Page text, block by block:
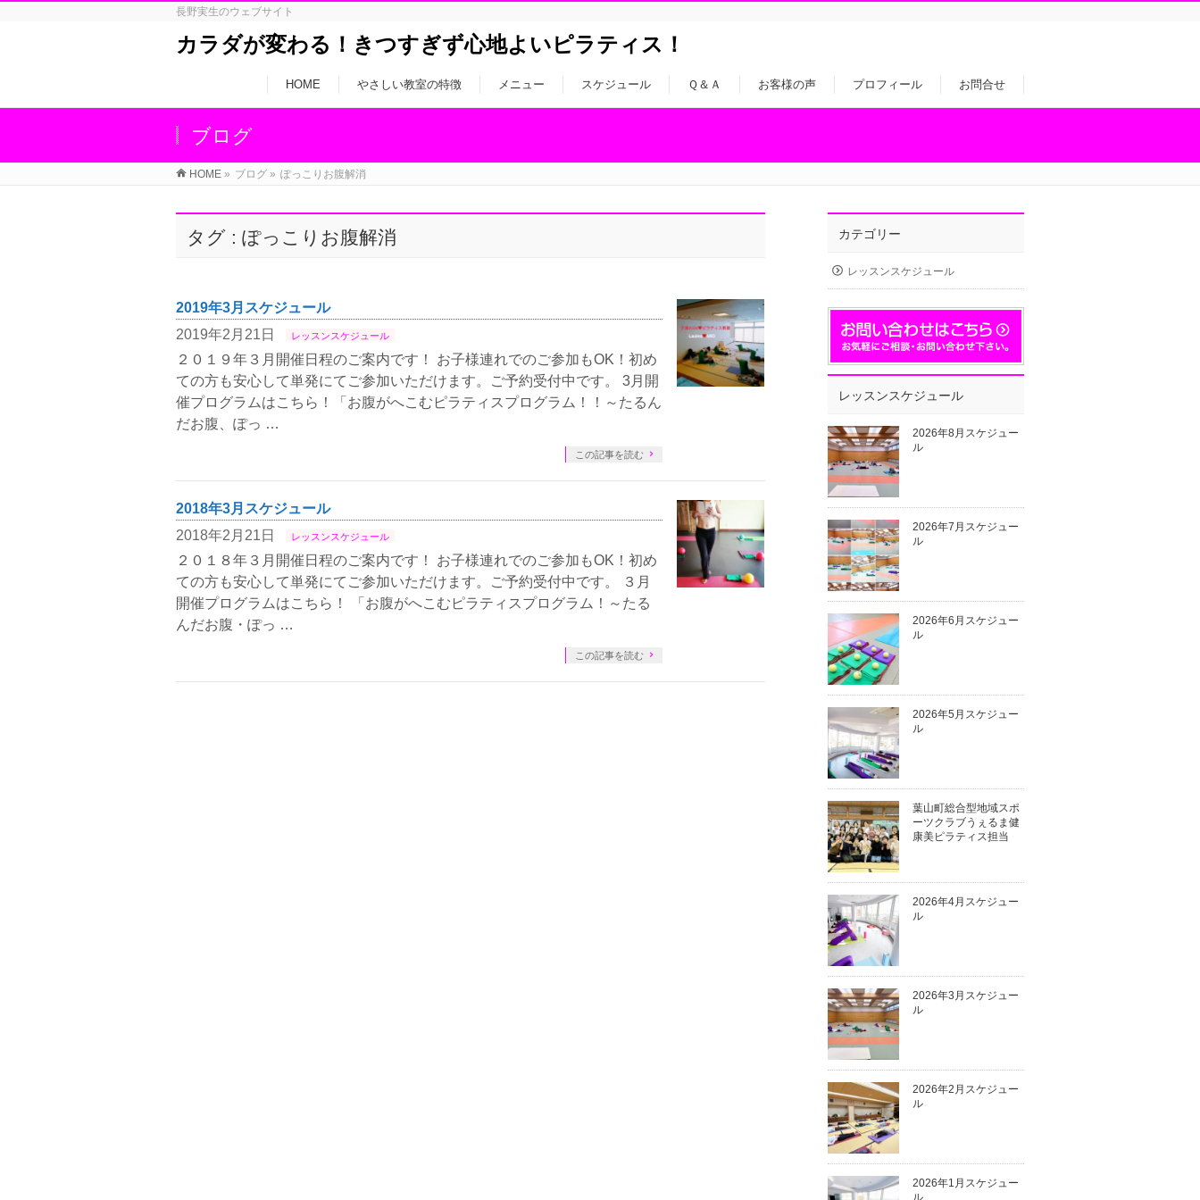
長野実生のウェブサイト
カラダが変わる！きつすぎず心地よいピラティス！
HOME やさしい教室の特徴 メニュー スケジュール Ｑ＆Ａ お客様の声 プロフィール お問合せ
ブログ
HOME » ブログ » ぽっこりお腹解消
タグ : ぽっこりお腹解消
2019年3月スケジュール
2019年2月21日
レッスンスケジュール
２０１９年３月開催日程のご案内です！ お子様連れでのご参加もOK！初め
ての方も安心して単発にてご参加いただけます。ご予約受付中です。 3月開
催プログラムはこちら！「お腹がへこむピラティスプログラム！！～たるん
だお腹、ぽっ …
この記事を読む
2018年3月スケジュール
2018年2月21日
レッスンスケジュール
２０１８年３月開催日程のご案内です！ お子様連れでのご参加もOK！初め
ての方も安心して単発にてご参加いただけます。ご予約受付中です。 ３月
開催プログラムはこちら！ 「お腹がへこむピラティスプログラム！～たる
んだお腹・ぽっ …
この記事を読む
カテゴリー
レッスンスケジュール
レッスンスケジュール
2026年8月スケジュー
ル
2026年7月スケジュー
ル
2026年6月スケジュー
ル
2026年5月スケジュー
ル
葉山町総合型地域スポ
ーツクラブうぇるま健
康美ピラティス担当
2026年4月スケジュー
ル
2026年3月スケジュー
ル
2026年2月スケジュー
ル
2026年1月スケジュー
ル